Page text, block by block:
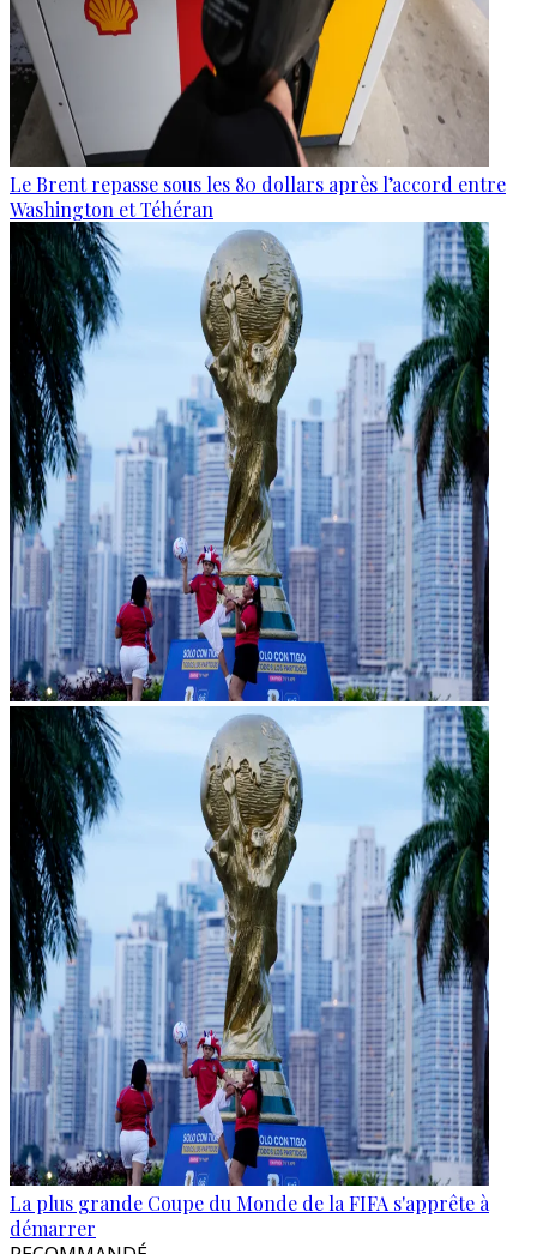
Le Brent repasse sous les 80 dollars après l’accord entre
Washington et Téhéran
La plus grande Coupe du Monde de la FIFA s'apprête à
démarrer